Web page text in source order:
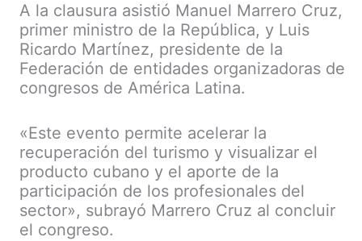
A la clausura asistió Manuel Marrero Cruz,
primer ministro de la República, y Luis
Ricardo Martínez, presidente de la
Federación de entidades organizadoras de
congresos de América Latina.
«Este evento permite acelerar la
recuperación del turismo y visualizar el
producto cubano y el aporte de la
participación de los profesionales del
sector», subrayó Marrero Cruz al concluir
el congreso.